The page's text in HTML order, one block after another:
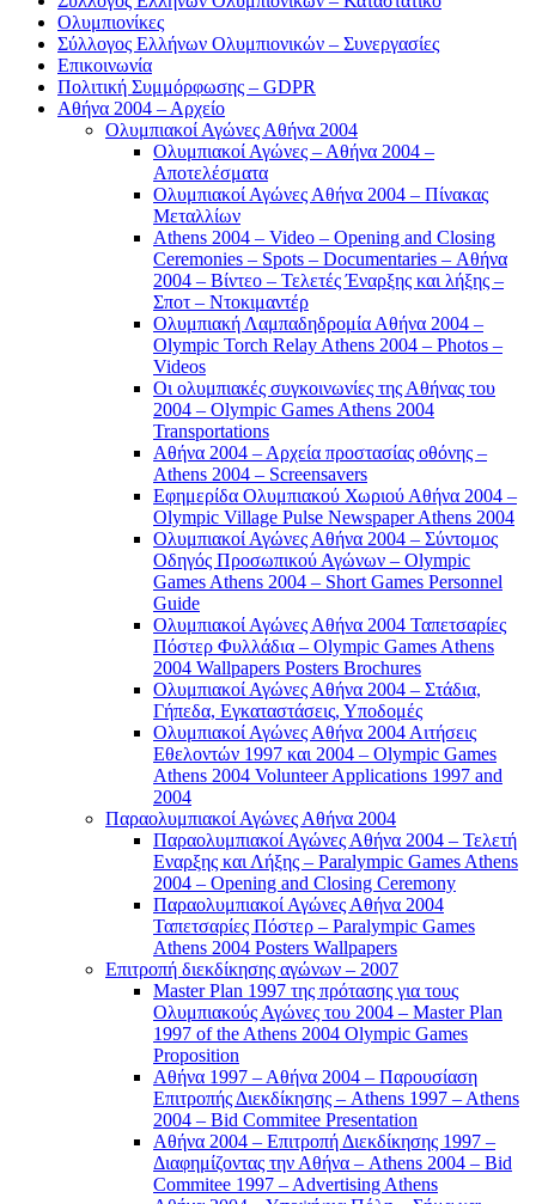
Ολυμπιονίκες
Σύλλογος Ελλήνων Ολυμπιονικών – Συνεργασίες
Επικοινωνία
Πολιτική Συμμόρφωσης – GDPR
Αθήνα 2004 – Αρχείο
Ολυμπιακοί Αγώνες Αθήνα 2004
Ολυμπιακοί Αγώνες – Αθήνα 2004 –
Αποτελέσματα
Ολυμπιακοί Αγώνες Αθήνα 2004 – Πίνακας
Μεταλλίων
Athens 2004 – Video – Opening and Closing
Ceremonies – Spots – Documentaries – Αθήνα
2004 – Βίντεο – Τελετές Έναρξης και λήξης –
Σποτ – Ντοκιμαντέρ
Ολυμπιακή Λαμπαδηδρομία Αθήνα 2004 –
Olympic Torch Relay Athens 2004 – Photos –
Videos
Οι ολυμπιακές συγκοινωνίες της Αθήνας του
2004 – Olympic Games Athens 2004
Transportations
Αθήνα 2004 – Αρχεία προστασίας οθόνης –
Athens 2004 – Screensavers
Εφημερίδα Ολυμπιακού Χωριού Αθήνα 2004 –
Olympic Village Pulse Newspaper Athens 2004
Ολυμπιακοί Αγώνες Αθήνα 2004 – Σύντομος
Οδηγός Προσωπικού Αγώνων – Olympic
Games Athens 2004 – Short Games Personnel
Guide
Ολυμπιακοί Αγώνες Αθήνα 2004 Ταπετσαρίες
Πόστερ Φυλλάδια – Olympic Games Athens
2004 Wallpapers Posters Brochures
Ολυμπιακοί Αγώνες Αθήνα 2004 – Στάδια,
Γήπεδα, Εγκαταστάσεις, Υποδομές
Ολυμπιακοί Αγώνες Αθήνα 2004 Αιτήσεις
Εθελοντών 1997 και 2004 – Olympic Games
Athens 2004 Volunteer Applications 1997 and
2004
Παραολυμπιακοί Αγώνες Αθήνα 2004
Παραολυμπιακοί Αγώνες Αθήνα 2004 – Τελετή
Εναρξης και Λήξης – Paralympic Games Athens
2004 – Opening and Closing Ceremony
Παραολυμπιακοί Αγώνες Αθήνα 2004
Ταπετσαρίες Πόστερ – Paralympic Games
Athens 2004 Posters Wallpapers
Επιτροπή διεκδίκησης αγώνων – 2007
Master Plan 1997 της πρότασης για τους
Ολυμπιακούς Αγώνες του 2004 – Master Plan
1997 of the Athens 2004 Olympic Games
Proposition
Αθήνα 1997 – Αθήνα 2004 – Παρουσίαση
Επιτροπής Διεκδίκησης – Athens 1997 – Athens
2004 – Bid Commitee Presentation
Αθήνα 2004 – Επιτροπή Διεκδίκησης 1997 –
Διαφημίζοντας την Αθήνα – Athens 2004 – Bid
Commitee 1997 – Advertising Athens